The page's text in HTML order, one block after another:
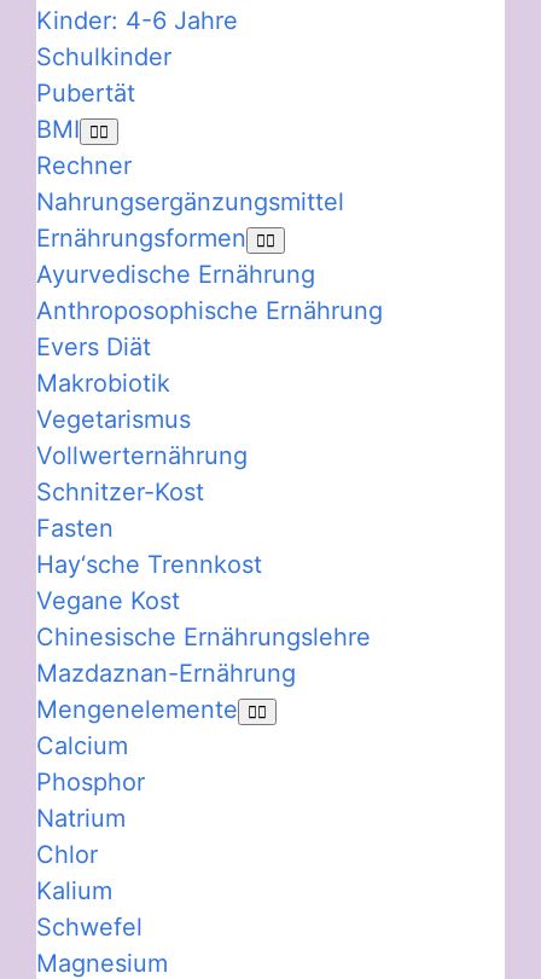
Kinder: 4-6 Jahre
Schulkinder
Pubertät
BMI
Rechner
Nahrungsergänzungsmittel
Ernährungsformen
Ayurvedische Ernährung
Anthroposophische Ernährung
Evers Diät
Makrobiotik
Vegetarismus
Vollwerternährung
Schnitzer-Kost
Fasten
Hay‘sche Trennkost
Vegane Kost
Chinesische Ernährungslehre
Mazdaznan-Ernährung
Mengenelemente
Calcium
Phosphor
Natrium
Chlor
Kalium
Schwefel
Magnesium